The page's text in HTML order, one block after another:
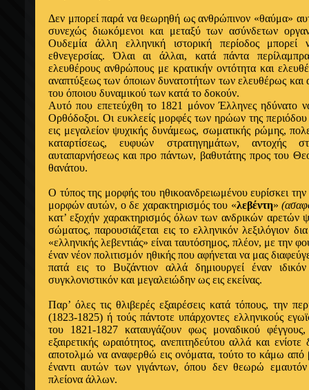
Δεν μπορεί παρά να θεωρηθή ως ανθρώπινον «θαύμα»
συνεχώς διωκόμενοι και μεταξύ των ασύνδετων
Ουδεμία άλλη ελληνική ιστορική περίοδος
εθνεγερσίας. Όλαι αι άλλαι, κατά πάντα
ελευθέρους ανθρώπους με κρατικήν οντότητα και
αναπτύξεως των όποιων δυνατοτήτων των ελευθέρως
του όποιου δυναμικού των κατά το δοκούν.
Αυτό που επετεύχθη το 1821 μόνον Έλληνες ηδύνατο
Ορθόδοξοι. Οι ευκλεείς μορφές των ηρώων της περιόδου
εις μεγαλείον ψυχικής δυνάμεως, σωματικής ρώμης,
καταρτίσεως, ευφυών στρατηγημάτων, αντοχής
αυταπαρνήσεως και προ πάντων, βαθυτάτης προς του
θανάτου.
Ο τύπος της μορφής του ηθικοανδρειωμένου ευρίσκει
μορφών αυτών, ο δε χαρακτηρισμός του «λεβέντη»
κατ’ εξοχήν χαρακτηρισμός όλων των ανδρικών αρετών
σώματος, παρουσιάζεται εις το ελληνικόν λεξιλόγιον
«ελληνικής λεβεντιάς» είναι ταυτόσημος, πλέον, με την
έναν νέον πολιτισμόν ηθικής που αφήνεται να μας
πατά εις το Βυζάντιον αλλά δημιουργεί έναν
συγκλονιστικόν και μεγαλειώδην ως εις εκείνας.
Παρ’ όλες τις θλιβερές εξαιρέσεις κατά τόπους, την
(1823-1825) ή τούς πάντοτε υπάρχοντες ελληνικούς
του 1821-1827 καταυγάζουν φως μοναδικού φέγγους,
εξαιρετικής ωραιότητος, ανεπιτηδεύτου αλλά και
αποτολμώ να αναφερθώ εις ονόματα, τούτο το κάμω από
έναντι αυτών των γιγάντων, όπου δεν θεωρώ
πλείονα άλλων.